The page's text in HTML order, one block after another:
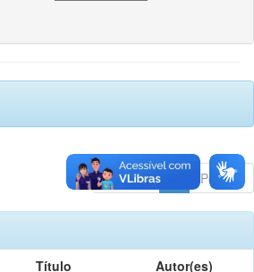
Anterior Póximo
Título Autor(es)